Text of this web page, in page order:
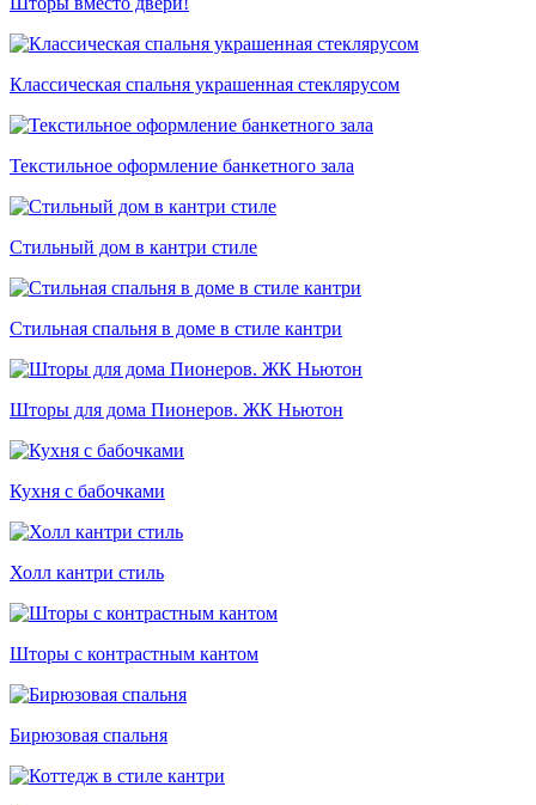
Классическая спальня украшенная стеклярусом
Текстильное оформление банкетного зала
Стильный дом в кантри стиле
Стильная спальня в доме в стиле кантри
Шторы для дома Пионеров. ЖК Ньютон
Кухня с бабочками
Холл кантри стиль
Шторы с контрастным кантом
Бирюзовая спальня